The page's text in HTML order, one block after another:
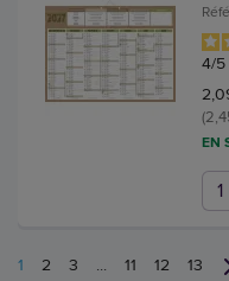
4/5
EN
1 2 3 ... 11 12 13